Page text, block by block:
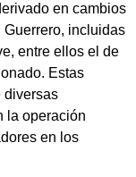
en cambios
incluidas
entre ellos el de
Estas
diversas
la operación
en los